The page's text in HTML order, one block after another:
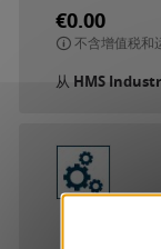
€0.00
不含增值税和
从 HMS